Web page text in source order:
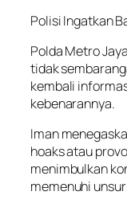
Polisi Ingatkan
Polda Metro
tidak
kembali
kebenarannya.
Iman
hoaks atau
menimbulkan
memenuhi